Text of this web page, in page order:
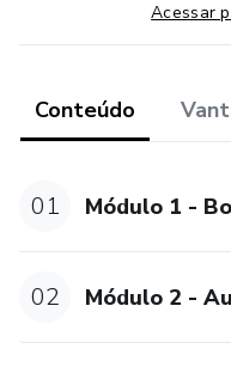
Acessar
Conteúdo
01 Módulo 1 -
02 Módulo 2 -